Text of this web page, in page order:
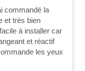
commandé la
et très bien
à installer car
et réactif
les yeux